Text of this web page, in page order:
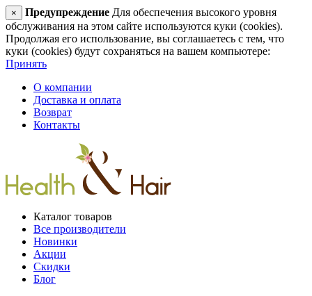
× Предупреждение Для обеспечения высокого уровня
обслуживания на этом сайте используются куки (cookies).
Продолжая его использование, вы соглашаетесь с тем, что
куки (cookies) будут сохраняться на вашем компьютере:
Принять
О компании
Доставка и оплата
Возврат
Контакты
Каталог товаров
Все производители
Новинки
Акции
Скидки
Блог